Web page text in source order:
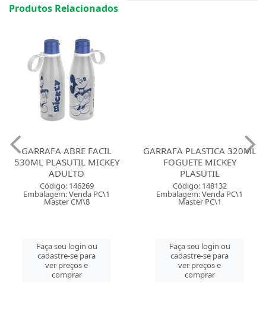
Produtos Relacionados
GARRAFA ABRE FACIL
530ML PLASUTIL MICKEY
ADULTO
Código: 146269
Embalagem: Venda PC\1
Master CM\8
Faça seu login ou
cadastre-se para
ver preços e
comprar
GARRAFA PLASTICA 320ML
FOGUETE MICKEY
PLASUTIL
Código: 148132
Embalagem: Venda PC\1
Master PC\1
Faça seu login ou
cadastre-se para
ver preços e
comprar